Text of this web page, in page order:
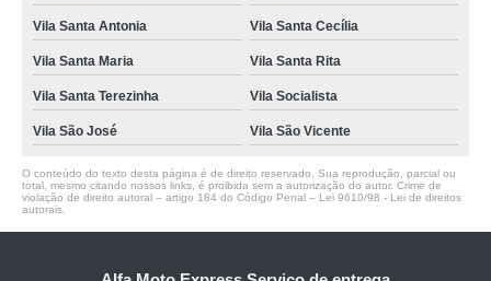
Vila Santa Antonia Vila Santa Cecília
Vila Santa Maria Vila Santa Rita
Vila Santa Terezinha Vila Socialista
Vila São José Vila São Vicente
O conteúdo do texto desta página é de direito reservado. Sua reprodução, parcial ou
total, mesmo citando nossos links, é proibida sem a autorização do autor. Crime de
violação de direito autoral – artigo 184 do Código Penal – Lei 9610/98 - Lei de direitos
autorais